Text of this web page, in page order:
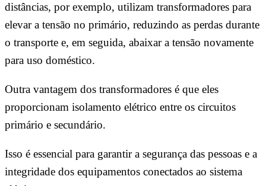
distâncias, por exemplo, utilizam transformadores para
elevar a tensão no primário, reduzindo as perdas durante
o transporte e, em seguida, abaixar a tensão novamente
para uso doméstico.
Outra vantagem dos transformadores é que eles
proporcionam isolamento elétrico entre os circuitos
primário e secundário.
Isso é essencial para garantir a segurança das pessoas e a
integridade dos equipamentos conectados ao sistema